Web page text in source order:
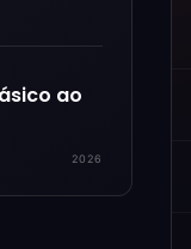
ao
2026